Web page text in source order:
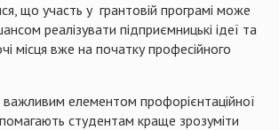
що участь у грантовій програмі може
реалізувати підприємницькі ідеї та
місця вже на початку професійного
елементом профорієнтаційної
студентам краще зрозуміти